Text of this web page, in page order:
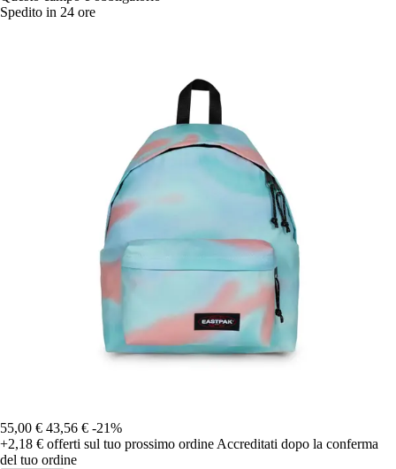
Spedito in 24 ore
55,00 € 43,56 € -21%
+2,18 € offerti sul tuo prossimo ordine Accreditati dopo la conferma
del tuo ordine